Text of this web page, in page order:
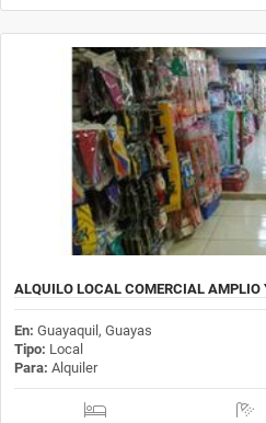
ALQUILO LOCAL COMERCIAL AMPLIO
En: Guayaquil, Guayas
Tipo: Local
Para: Alquiler